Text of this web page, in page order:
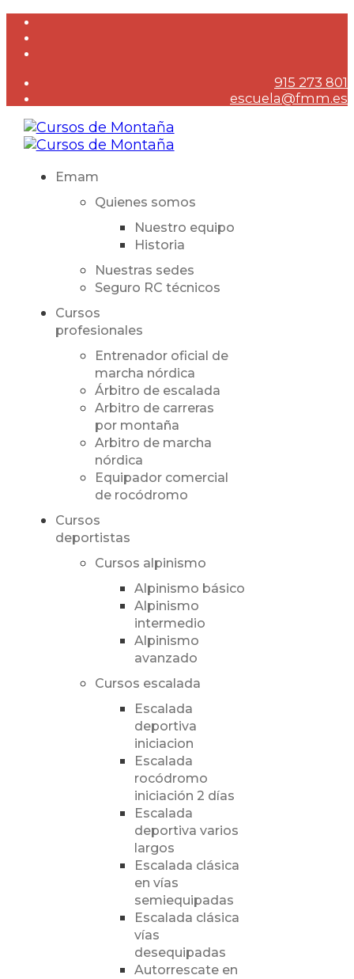
915 273 801
escuela@fmm.es
Emam
Quienes somos
Nuestro equipo
Historia
Nuestras sedes
Seguro RC técnicos
Cursos
profesionales
Entrenador oficial de
marcha nórdica
Árbitro de escalada
Arbitro de carreras
por montaña
Arbitro de marcha
nórdica
Equipador comercial
de rocódromo
Cursos
deportistas
Cursos alpinismo
Alpinismo básico
Alpinismo
intermedio
Alpinismo
avanzado
Cursos escalada
Escalada
deportiva
iniciacion
Escalada
rocódromo
iniciación 2 días
Escalada
deportiva varios
largos
Escalada clásica
en vías
semiequipadas
Escalada clásica
vías
desequipadas
Autorrescate en